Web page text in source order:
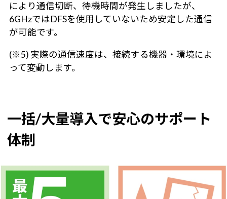
により通信切断、待機時間が発生しましたが、
6GHzではDFSを使用していないため安定した通信
が可能です。
(※5) 実際の通信速度は、接続する機器・環境によ
って変動します。
一括/大量導入で安心のサポート
体制